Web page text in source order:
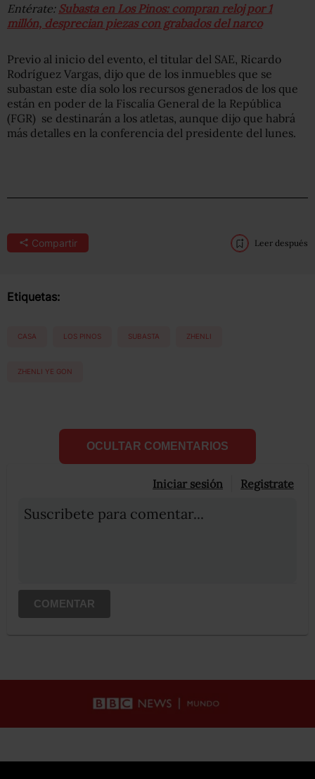
Entérate: Subasta en Los Pinos: compran reloj por 1
millón, desprecian piezas con grabados del narco
Previo al inicio del evento, el titular del SAE, Ricardo
Rodríguez Vargas, dijo que de los inmuebles que se
subastan este día solo los recursos generados de los que
están en poder de la Fiscalía General de la República
(FGR) se destinarán a los atletas, aunque dijo que habrá
más detalles en la conferencia del presidente del lunes.
Compartir Leer después
Etiquetas:
CASA LOS PINOS SUBASTA ZHENLI
ZHENLI YE GON
OCULTAR COMENTARIOS
Iniciar sesión Registrate
Suscribete para comentar...
COMENTAR